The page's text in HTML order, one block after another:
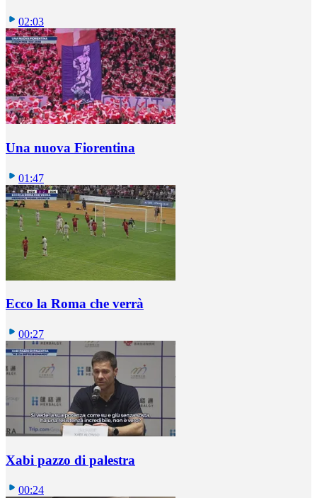
02:03
Una nuova Fiorentina
01:47
Ecco la Roma che verrà
00:27
Xabi pazzo di palestra
00:24